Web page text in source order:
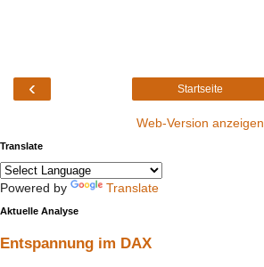
‹ Startseite
Web-Version anzeigen
Translate
Powered by Translate
Aktuelle Analyse
Entspannung im DAX